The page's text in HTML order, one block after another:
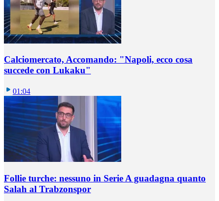
Calciomercato, Accomando: "Napoli, ecco cosa
succede con Lukaku"
01:04
Follie turche: nessuno in Serie A guadagna quanto
Salah al Trabzonspor